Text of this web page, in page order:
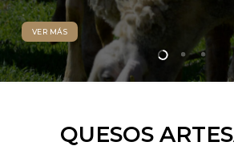
VER MÁS
QUESOS